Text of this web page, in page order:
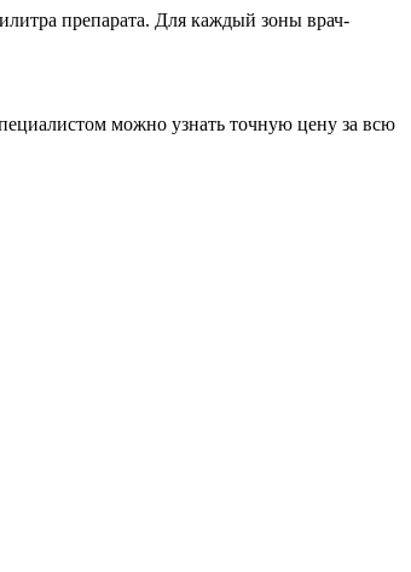
препарата. Для каждый зоны врач-
можно узнать точную цену за всю